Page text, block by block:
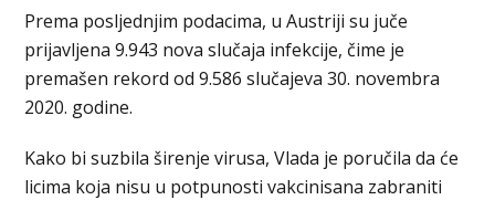
Prema posljednjim podacima, u Austriji su juče
prijavljena 9.943 nova slučaja infekcije, čime je
premašen rekord od 9.586 slučajeva 30. novembra
2020. godine.
Kako bi suzbila širenje virusa, Vlada je poručila da će
licima koja nisu u potpunosti vakcinisana zabraniti